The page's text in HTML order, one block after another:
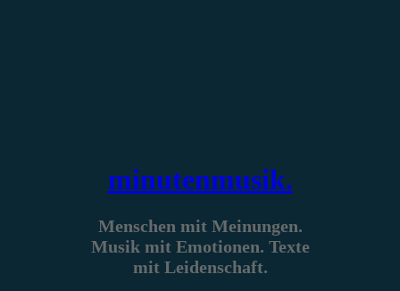
minutenmusik.
Menschen mit Meinungen.
Musik mit Emotionen. Texte
mit Leidenschaft.